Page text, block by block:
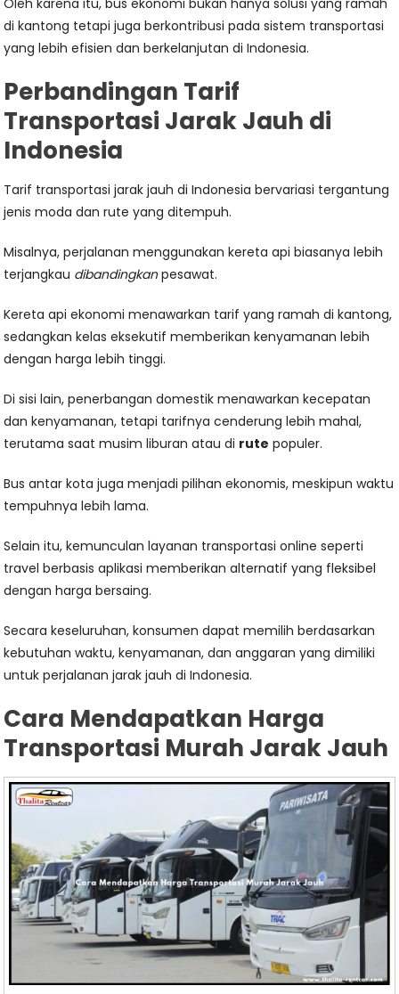
di kantong tetapi juga berkontribusi pada sistem transportasi
yang lebih efisien dan berkelanjutan di Indonesia.
Perbandingan Tarif
Transportasi Jarak Jauh di
Indonesia
Tarif transportasi jarak jauh di Indonesia bervariasi tergantung
jenis moda dan rute yang ditempuh.
Misalnya, perjalanan menggunakan kereta api biasanya lebih
terjangkau dibandingkanpesawat.
Kereta api ekonomi menawarkan tarif yang ramah di kantong,
sedangkan kelas eksekutif memberikan kenyamanan lebih
dengan harga lebih tinggi.
Di sisi lain, penerbangan domestik menawarkan kecepatan
dan kenyamanan, tetapi tarifnya cenderung lebih mahal,
terutama saat musim liburan atau di rute populer.
Bus antar kota juga menjadi pilihan ekonomis, meskipun waktu
tempuhnya lebih lama.
Selain itu, kemunculan layanan transportasi online seperti
travel berbasis aplikasi memberikan alternatif yang fleksibel
dengan harga bersaing.
Secara keseluruhan, konsumen dapat memilih berdasarkan
kebutuhan waktu, kenyamanan, dan anggaran yang dimiliki
untuk perjalanan jarak jauh di Indonesia.
Cara Mendapatkan Harga
Transportasi Murah Jarak Jauh